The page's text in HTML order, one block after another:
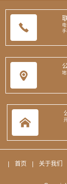
首页 关于我们